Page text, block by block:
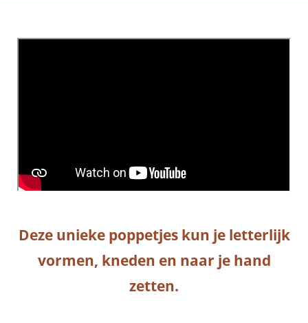
Deze unieke poppetjes kun je letterlijk
vormen, kneden en naar je hand
zetten.